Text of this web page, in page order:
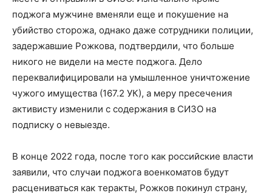
поджога мужчине вменяли еще и покушение на
убийство сторожа, однако даже сотрудники полиции,
задержавшие Рожкова, подтвердили, что больше
никого не видели на месте поджога. Дело
переквалифицировали на умышленное уничтожение
чужого имущества (167.2 УК), а меру пресечения
активисту изменили с содержания в СИЗО на
подписку о невыезде.
В конце 2022 года, после того как российские власти
заявили, что случаи поджога военкоматов будут
расцениваться как теракты, Рожков покинул страну,